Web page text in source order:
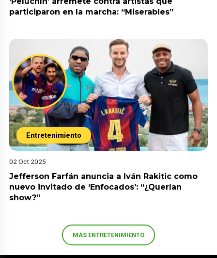
participaron en la marcha: “Miserables”
Entretenimiento
02 Oct 2025
Jefferson Farfán anuncia a Iván Rakitic como
nuevo invitado de ‘Enfocados’: “¿Querían
show?”
MÁS ENTRETENIMIENTO